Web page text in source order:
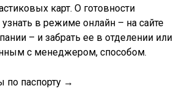
карт. О готовности
в режиме онлайн – на сайте
– и забрать ее в отделении или
с менеджером, способом.
по паспорту →